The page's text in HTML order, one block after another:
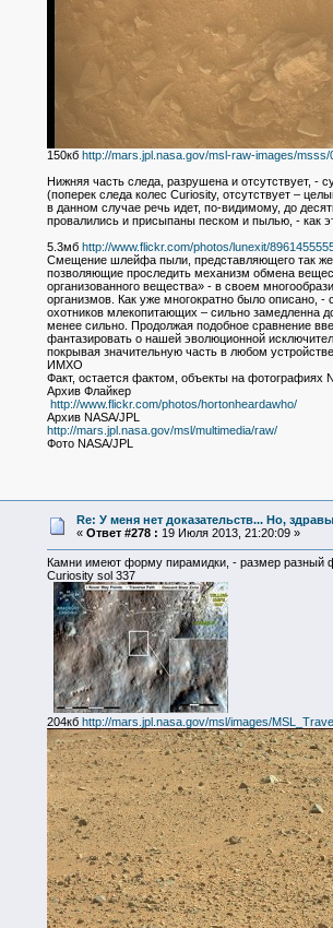
150кб http://mars.jpl.nasa.gov/msl-raw-images/
Нижняя часть следа, разрушена и отсутствует, -
(поперек следа колес Curiosity, отсутствует –
в данном случае речь идет, по-видимому, до
провалились и присыпаны песком и пылью, - как
5.3мб http://www.flickr.com/photos/lunexit/
Смещение шлейфа пыли, представляющего так же
позволяющие проследить механизм обмена
организованного вещества» - в своем
организмов. Как уже многократно было описано,
охотников млекопитающих – сильно замедленна
менее сильно. Продолжая подобное сравнение
фантазировать о нашей эволюционной
покрывая значительную часть в любом
ИМХО
Факт, остается фактом, объекты на фотографиях
Архив Флайкер
http://www.flickr.com/photos/hortonheardawho/
Архив NASA/JPL
http://mars.jpl.nasa.gov/msl/multimedia/raw/
Фото NASA/JPL
Re: У меня нет доказательств... Но,
« Ответ #278 : 19 Июля 2013, 21:20:09 »
Камни имеют форму пирамидки, - размер разный
Curiosity sol 337
204кб http://mars.jpl.nasa.gov/msl/images/